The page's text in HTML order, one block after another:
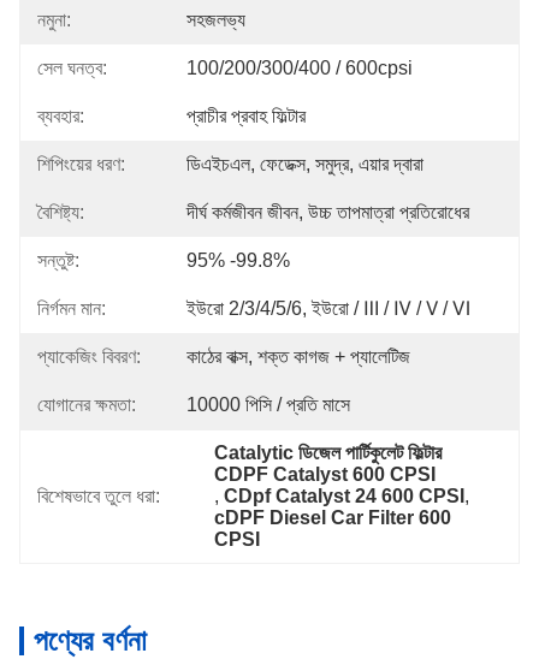
নমুনা: সহজলভ্য
সেল ঘনত্ব: 100/200/300/400 / 600cpsi
ব্যবহার: প্রাচীর প্রবাহ ফিল্টার
শিপিংয়ের ধরণ: ডিএইচএল, ফেডেক্স, সমুদ্র, এয়ার দ্বারা
বৈশিষ্ট্য: দীর্ঘ কর্মজীবন জীবন, উচ্চ তাপমাত্রা প্রতিরোধের
সন্তুষ্ট: 95% -99.8%
নির্গমন মান: ইউরো 2/3/4/5/6, ইউরো / Ⅲ / Ⅳ / Ⅴ / Ⅵ
প্যাকেজিং বিবরণ: কাঠের বাক্স, শক্ত কাগজ + প্যালেটিজ
যোগানের ক্ষমতা: 10000 পিসি / প্রতি মাসে
বিশেষভাবে তুলে ধরা:
Catalytic ডিজেল পার্টিকুলেট ফিল্টার
CDPF Catalyst 600 CPSI
, CDpf Catalyst 24 600 CPSI ,
cDPF Diesel Car Filter 600
CPSI
পণ্যের বর্ণনা